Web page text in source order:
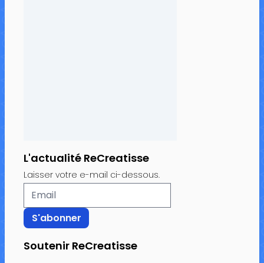
L'actualité ReCreatisse
Laisser votre e-mail ci-dessous.
Soutenir ReCreatisse